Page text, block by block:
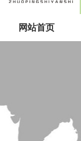
网站首页